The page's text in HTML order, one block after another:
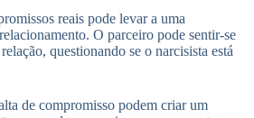
reais pode levar a uma
O parceiro pode sentir-se
questionando se o narcisista está
de compromisso podem criar um